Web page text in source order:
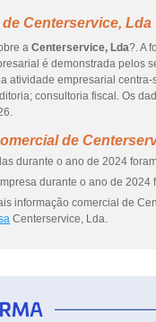
Centerservice, Lda
a Centerservice, Lda?. A
é demonstrada pelos
atividade empresarial
consultoria fiscal. Os
de
durante o ano de 2024
durante o ano de
informação comercial de
Centerservice, Lda.